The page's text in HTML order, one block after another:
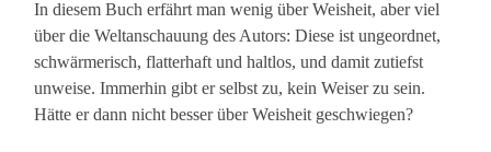
In diesem Buch erfährt man wenig über Weisheit, aber viel
über die Weltanschauung des Autors: Diese ist ungeordnet,
schwärmerisch, flatterhaft und haltlos, und damit zutiefst
unweise. Immerhin gibt er selbst zu, kein Weiser zu sein.
Hätte er dann nicht besser über Weisheit geschwiegen?